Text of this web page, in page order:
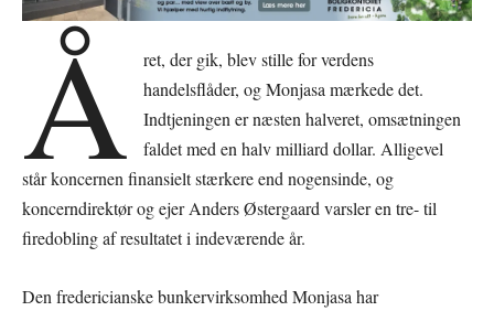
Å
ret, der gik, blev stille for verdens
handelsflåder, og Monjasa mærkede det.
Indtjeningen er næsten halveret, omsætningen
faldet med en halv milliard dollar. Alligevel
står koncernen finansielt stærkere end nogensinde, og
koncerndirektør og ejer Anders Østergaard varsler en tre- til
firedobling af resultatet i indeværende år.
Den fredericianske bunkervirksomhed Monjasa har